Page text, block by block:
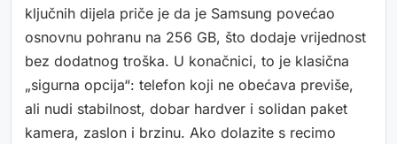
ključnih dijela priče je da je Samsung povećao
osnovnu pohranu na 256 GB, što dodaje vrijednost
bez dodatnog troška. U konačnici, to je klasična
„sigurna opcija“: telefon koji ne obećava previše,
ali nudi stabilnost, dobar hardver i solidan paket
kamera, zaslon i brzinu. Ako dolazite s recimo